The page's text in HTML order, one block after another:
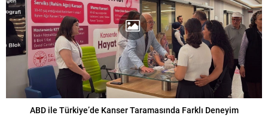
ABD ile Türkiye’de Kanser Taramasında Farklı Deneyim